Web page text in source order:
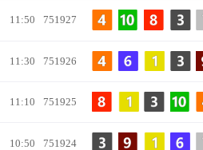
11:50 751927
11:30 751926
11:10 751925
10:50 751924